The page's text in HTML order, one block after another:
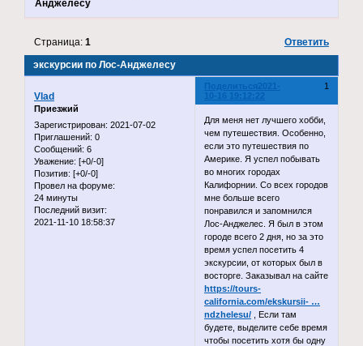
Анджелесу
экскурсии по Лос-Анджелесу
Страница:1 Ответить
Поделиться 1
2021-
10-16 19:12:22
Vlad
Приезжий
Зарегистрирован: 2021-07-02
Приглашений: 0
Сообщений: 6
Уважение: [+0/-0]
Позитив: [+0/-0]
Провел на форуме:
24 минуты
Последний визит:
2021-11-10 18:58:37
Для меня нет лучшего хобби,
чем путешествия. Особенно,
если это путешествия по
Америке. Я успел побывать
во многих городах
Калифорнии. Со всех городов
мне больше всего
понравился и запомнился
Лос-Анджелес. Я был в этом
городе всего 2 дня, но за это
время успел посетить 4
экскурсии, от которых был в
восторге. Заказывал на сайте
https://tours-
california.com/ekskursii- …
ndzhelesu/ , Если там
будете, выделите себе время
чтобы посетить хотя бы одну